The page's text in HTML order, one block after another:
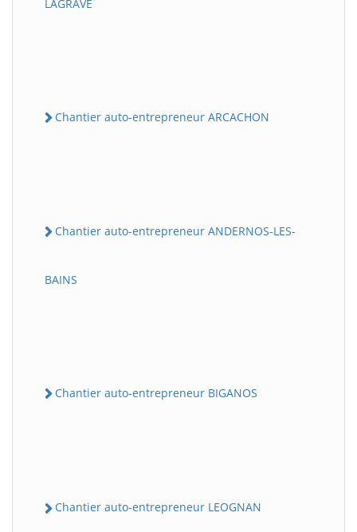
LAGRAVE
Chantier auto-entrepreneur ARCACHON
Chantier auto-entrepreneur ANDERNOS-LES-
BAINS
Chantier auto-entrepreneur BIGANOS
Chantier auto-entrepreneur LEOGNAN